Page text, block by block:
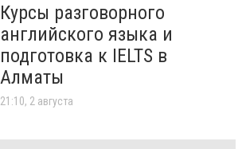
Курсы разговорного
английского языка и
подготовка к IELTS в
Алматы
21:10, 2 августа